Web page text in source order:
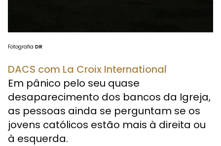
Fotografia DR
DACS com La Croix International
Em pânico pelo seu quase
desaparecimento dos bancos da Igreja,
as pessoas ainda se perguntam se os
jovens católicos estão mais à direita ou
à esquerda.